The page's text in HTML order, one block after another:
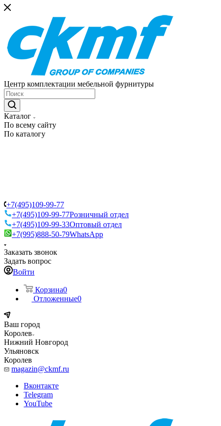
Центр комплектации мебельной фурнитуры
Каталог
По всему сайту
По каталогу
+7(495)109-99-77
+7(495)109-99-77Розничный отдел
+7(495)109-99-33Оптовый отдел
+7(995)888-50-79WhatsApp
Заказать звонок
Задать вопрос
Войти
Корзина0
Отложенные0
Ваш город
Королев
Нижний Новгород
Ульяновск
Королев
magazin@ckmf.ru
Вконтакте
Telegram
YouTube